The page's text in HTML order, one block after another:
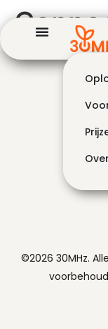
Over
©2026 30MHz.